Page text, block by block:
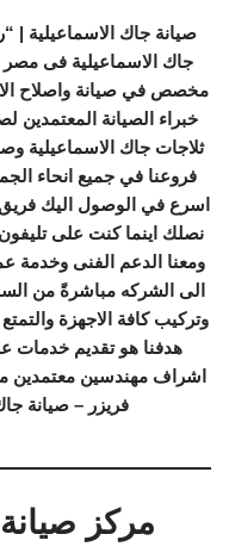
صيانة جاك الاسماعيلية |
جاك الاسماعيلية فى
مخصص في صيانة واصلاح
خبراء الصيانة المعتمدين
ثلاجات جاك الاسماعيلية
فروعنا في جميع انحاء
اسرع في الوصول اليك فريق
نصلك اينما كنت على
ومعنا الدعم الفنى وخدمة
الى الشركه مباشرةً من
وتركيب كافة الاجهزة
هدفنا هو تقديم خدمات
اشراف مهندسين معتمدين
فريزر – صيانة
مركز